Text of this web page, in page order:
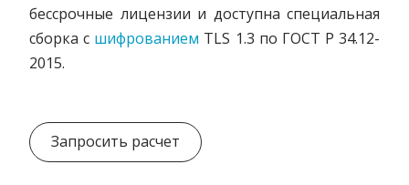
бессрочные лицензии и доступна специальная
сборка с шифрованием TLS 1.3 по ГОСТ Р 34.12-
2015.
Запросить расчет